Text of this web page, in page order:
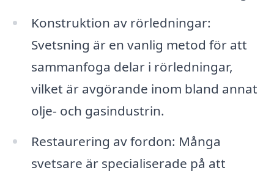
Konstruktion av rörledningar:
Svetsning är en vanlig metod för att
sammanfoga delar i rörledningar,
vilket är avgörande inom bland annat
olje- och gasindustrin.
Restaurering av fordon: Många
svetsare är specialiserade på att